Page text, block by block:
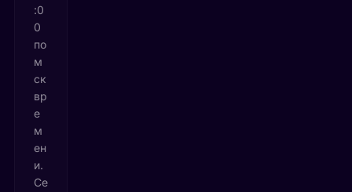
:0
0
по
м
ск
вр
е
м
ен
и.
Се